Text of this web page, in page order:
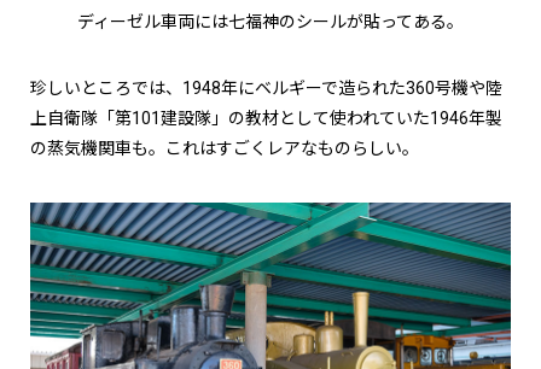
ディーゼル車両には七福神のシールが貼ってある。
珍しいところでは、1948年にベルギーで造られた360号機や陸
上自衛隊「第101建設隊」の教材として使われていた1946年製
の蒸気機関車も。これはすごくレアなものらしい。